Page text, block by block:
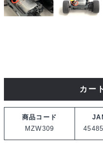
ル
カー
商品コード
MZW309